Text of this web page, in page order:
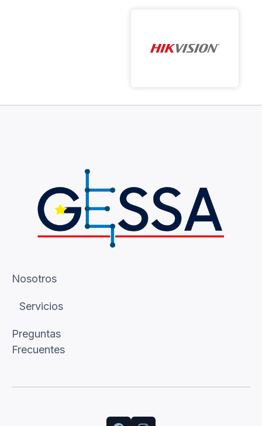
Nosotros
Servicios
Preguntas
Frecuentes